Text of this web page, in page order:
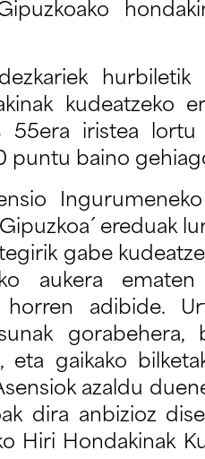
kudeatzeko
55era iristea
puntu baino
ereduak
gabe
aukera
adibide.
gorabehera,
eta gaikako
azaldu
dira anbizioz
Hiri Hondakinak